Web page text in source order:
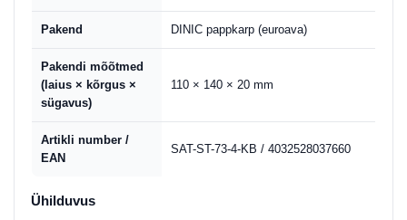
Pakend DINIC pappkarp (euroava)
Pakendi mõõtmed
(laius × kõrgus ×
sügavus)
110 × 140 × 20 mm
Artikli number /
EAN
SAT-ST-73-4-KB / 4032528037660
Ühilduvus